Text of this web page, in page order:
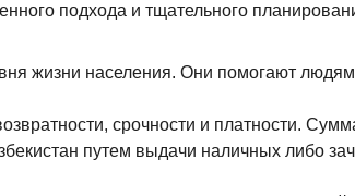
подхода и тщательного
жизни населения. Они помогают
срочности и платности.
путем выдачи наличных либо